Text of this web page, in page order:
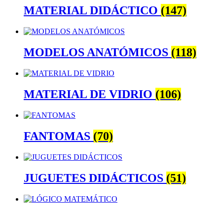
MATERIAL DIDÁCTICO (147)
MODELOS ANATÓMICOS (118)
MATERIAL DE VIDRIO (106)
FANTOMAS (70)
JUGUETES DIDÁCTICOS (51)